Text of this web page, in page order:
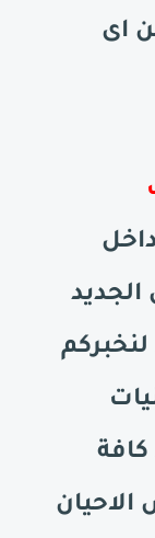
اى
الجديد
كافة
الاحيان